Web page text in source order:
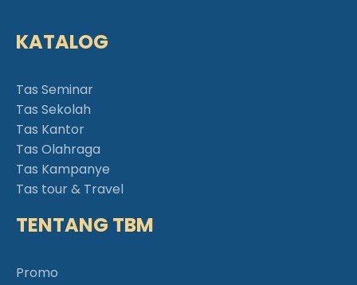
KATALOG
Tas Seminar
Tas Sekolah
Tas Kantor
Tas Olahraga
Tas Kampanye
Tas tour & Travel
TENTANG TBM
Promo